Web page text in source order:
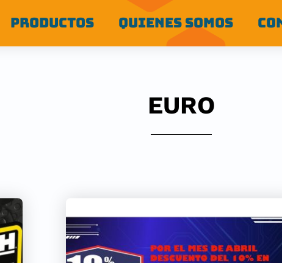
PRODUCTOS QUIENES SOMOS
EURO